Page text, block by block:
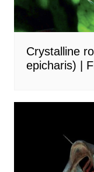
Crystalline
epicharis) |